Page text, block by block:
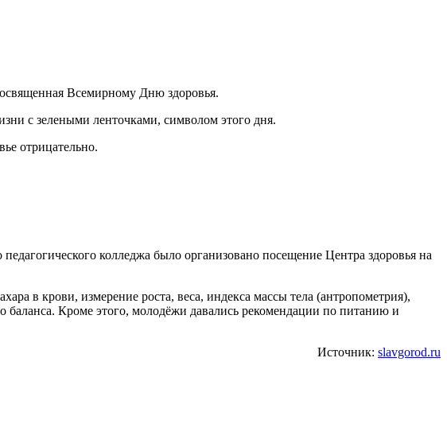
с зелеными ленточками, символом этого дня.
отрицательно.
колледжа было организовано посещение Центра здоровья на
в крови, измерение роста, веса, индекса массы тела (антропометрия),
баланса. Кроме этого, молодёжи давались рекомендации по питанию и
Источник: slavgorod.ru